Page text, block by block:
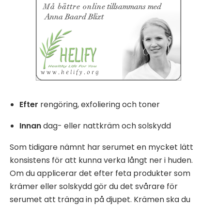
Efter rengöring, exfoliering och toner
Innandag- eller nattkräm och solskydd
Som tidigare nämnt har serumet en mycket lätt
konsistens för att kunna verka långt ner i huden.
Om du applicerar det efter feta produkter som
krämer eller solskydd gör du det svårare för
serumet att tränga in på djupet. Krämen ska du